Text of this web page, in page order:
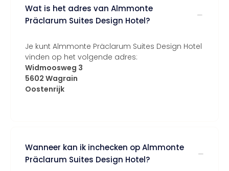
Wat is het adres van Almmonte
Präclarum Suites Design Hotel?
Je kunt Almmonte Präclarum Suites Design Hotel
vinden op het volgende adres:
Widmoosweg 3
5602 Wagrain
Oostenrijk
Wanneer kan ik inchecken op Almmonte
Präclarum Suites Design Hotel?